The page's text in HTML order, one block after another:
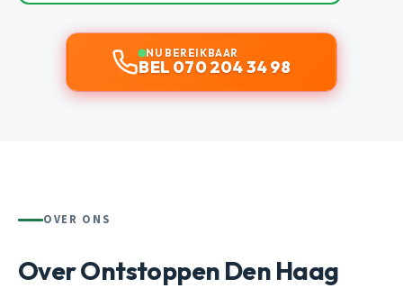
NU BEREIKBAAR
BEL 070 204 34 98
OVER ONS
Over Ontstoppen Den Haag